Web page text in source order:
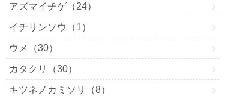
アズマイチゲ（24）
イチリンソウ（1）
ウメ（30）
カタクリ（30）
キツネノカミソリ（8）